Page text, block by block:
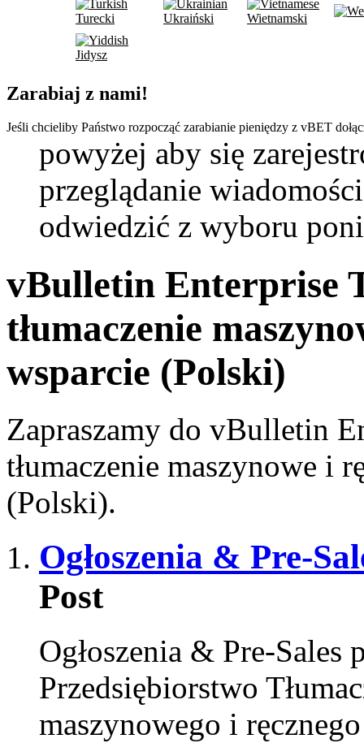
Turecki Ukraiński Wietnamski
Jidysz
Zarabiaj z nami!
Jeśli chcieliby Państwo rozpocząć zarabianie pieniędzy z vBET
powyżej aby się
przeglądanie
odwiedzić z wyboru
vBulletin Enterprise
tłumaczenie
wsparcie (Polski)
Zapraszamy do vBulletin
tłumaczenie maszynowe i
(Polski).
Ogłoszenia & Pre-
Post
Ogłoszenia & Pre-
Przedsiębiorstwo
maszynowego i